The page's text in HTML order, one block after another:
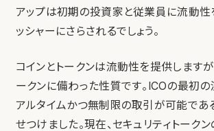
アップは初期の投資家と従業員に流動性
ッシャーにさらされるでしょう。
コインとトークンは流動性を提供します
ークンに備わった性質です。ICOの最初の
アルタイムかつ無制限の取引が可能であ
せつけました。現在、セキュリティトーク